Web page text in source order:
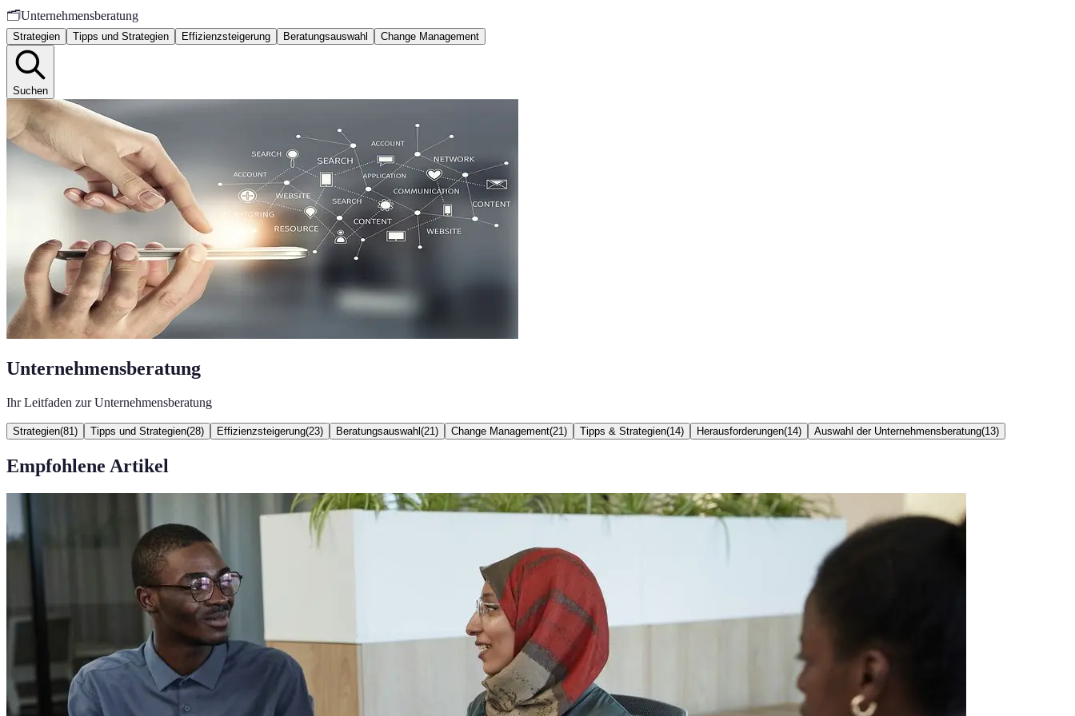
🗂️Unternehmensberatung
Strategien Tipps und Strategien Effizienzsteigerung Beratungsauswahl Change Management
Suchen
Unternehmensberatung
Ihr Leitfaden zur Unternehmensberatung
Strategien(81 ) Tipps und Strategien(28) Effizienzsteigerung(23) Beratungsauswahl (21 ) Change Management(21 ) Tipps & Strategien(14) Herausforderungen(14) Auswahl der Unternehmensberatung(13)
Empfohlene Artikel